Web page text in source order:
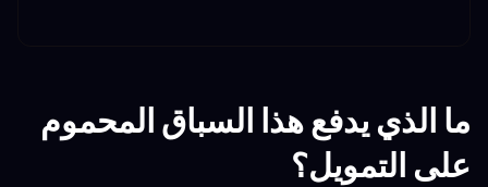
ما الذي يدفع هذا السباق المحموم
على التمويل؟